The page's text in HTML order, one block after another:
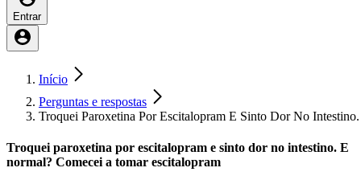
Entrar
Início
Perguntas e respostas
Troquei Paroxetina Por Escitalopram E Sinto Dor No
Troquei paroxetina por escitalopram e sinto dor no intestino. E
normal? Comecei a tomar escitalopram